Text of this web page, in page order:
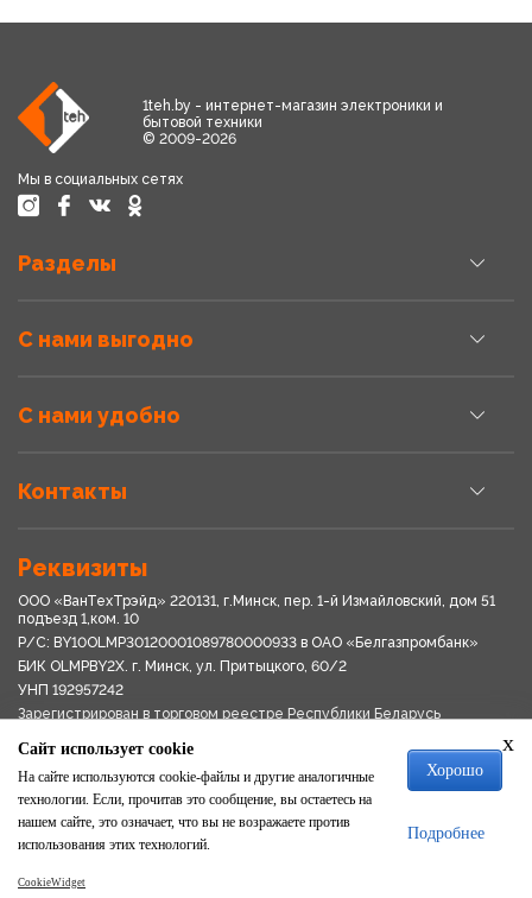
1teh.by - интернет-магазин электроники и
бытовой техники
© 2009-2026
Мы в социальных сетях
Разделы
С нами выгодно
С нами удобно
Контакты
Реквизиты
ООО «ВанТехТрэйд» 220131, г.Минск, пер. 1-й Измайловский, дом 51
подъезд 1,ком. 10
Р/С: BY10OLMP30120001089780000933 в OАО «Белгазпромбанк»
БИК OLMPBY2X. г. Минск, ул. Притыцкого, 60/2
УНП 192957242
Зарегистрирован в торговом реестре Республики Беларусь
Свидетельство о регистрации № 192957242выдано 18.08.2017
Мингориспоплком
Политика обработки персональных данных
Положение о системе видеонаблюдения
Политика в отношении обработки файлов cookie
x
Сайт использует cookie
На сайте используются cookie-файлы и другие аналогичные
технологии. Если, прочитав это сообщение, вы остаетесь на
нашем сайте, это означает, что вы не возражаете против
использования этих технологий.
Хорошо
Подробнее
CookieWidget